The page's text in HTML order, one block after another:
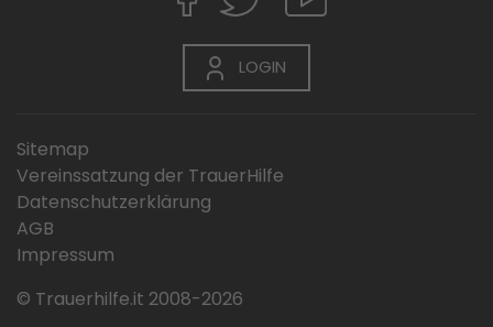
LOGIN
Sitemap
Vereinssatzung der TrauerHilfe
Datenschutzerklärung
AGB
Impressum
© Trauerhilfe.it 2008-2026